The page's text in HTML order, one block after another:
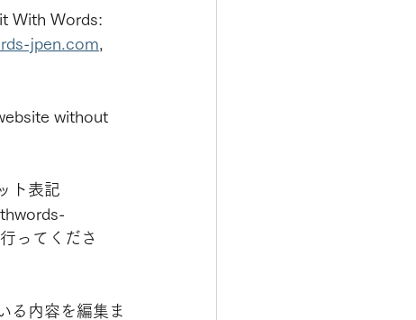
With Words:
jpen.com
without
ト表記
ってくださ
る内容を編集ま